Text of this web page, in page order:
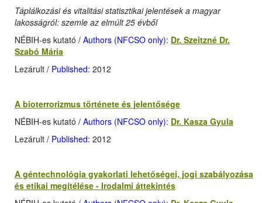
Táplálkozási és vitalitási statisztikai jelentések a magyar
lakosságról: szemle az elmúlt 25 évből
NÉBIH-es kutató / Authors (NFCSO only): Dr. Szeitzné Dr.
Szabó Mária
Lezárult / Published: 2012
A bioterrorizmus története és jelentősége
NÉBIH-es kutató / Authors (NFCSO only): Dr. Kasza Gyula
Lezárult / Published: 2012
A géntechnológia gyakorlati lehetőségei, jogi szabályozása
és etikai megítélése - Irodalmi áttekintés